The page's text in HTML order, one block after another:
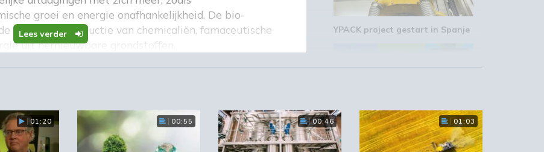
Lees verder
groei en energie onafhankelijkheid. De bio-
duurzame productie van chemicaliën, famaceutische
uit hernieuwbare grondstoffen.
test sites, om innovaties in de bio-economie
uitvoering te brengen. Ze staan open voor alle
YPACK project gestart in Spanje
‘Grote groeikansen Europese
markt voor biobased producten’
01:20 00:55 00:46 01:03